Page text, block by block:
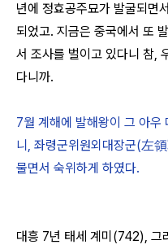
년에 정효공주묘가 발굴되면
되었고. 지금은 중국에서 또
서 조사를 벌이고 있다니 참,
다니까.
7월 계해에 발해왕이 그 아
니, 좌령군위원외대장군(左
물면서 숙위하게 하였다.
대흥 7년 태세 계미(742), 그